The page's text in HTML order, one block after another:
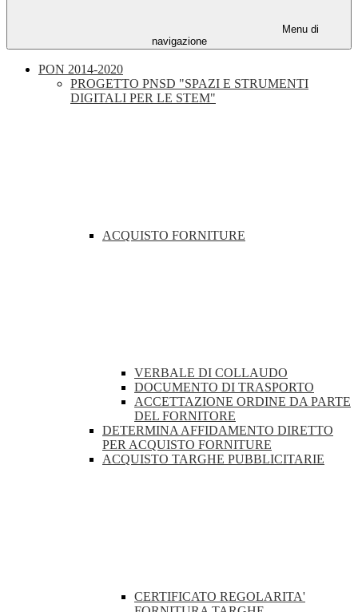
Menu di
navigazione
PON 2014-2020
PROGETTO PNSD "SPAZI E STRUMENTI
DIGITALI PER LE STEM"
ACQUISTO FORNITURE
VERBALE DI COLLAUDO
DOCUMENTO DI TRASPORTO
ACCETTAZIONE ORDINE DA PARTE
DEL FORNITORE
DETERMINA AFFIDAMENTO DIRETTO
PER ACQUISTO FORNITURE
ACQUISTO TARGHE PUBBLICITARIE
CERTIFICATO REGOLARITA'